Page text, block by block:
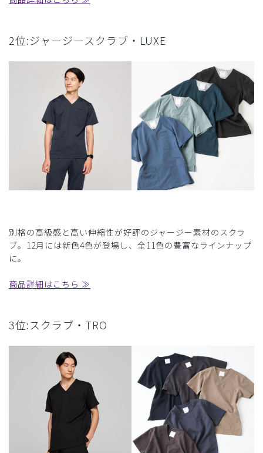
2位:ジャージースクラブ・LUXE
別格の高級感と高い伸縮性が好評のジャージー素材のスクラ
ブ。12月には新色4色が登場し、全11色の豊富なラインナップ
に。
商品詳細はこちら ≫
3位:スクラブ・TRO